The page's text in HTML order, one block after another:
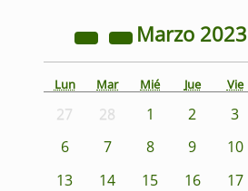
Marzo 2023
Lun Mar Mié Jue Vie
27 28 1 2 3
6
7 8 9 10
13
14 15 16 17